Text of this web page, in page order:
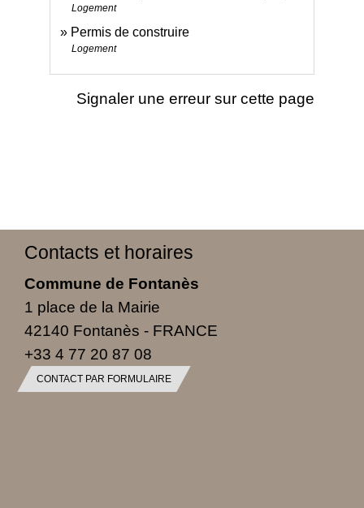
Logement
Permis de construire
Logement
Signaler une erreur sur cette page
Contacts et horaires
Commune de Fontanès
1 place de la Mairie
42140 Fontanès - FRANCE
+33 4 77 20 87 08
CONTACT PAR FORMULAIRE